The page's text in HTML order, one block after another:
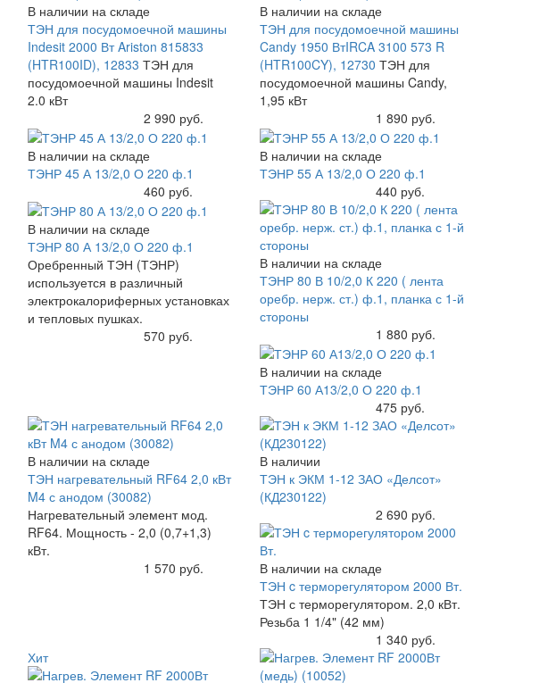
В наличии на складе
ТЭН для посудомоечной машины
Indesit 2000 Вт Ariston 815833
(HTR100ID), 12833 ТЭН для
посудомоечной машины Indesit
2.0 кВт
2 990 руб.
В наличии на складе
ТЭН для посудомоечной машины
Candy 1950 ВтIRCA 3100 573 R
(HTR100CY), 12730 ТЭН для
посудомоечной машины Candy,
1,95 кВт
1 890 руб.
В наличии на складе
ТЭНР 45 А 13/2,0 О 220 ф.1
460 руб.
В наличии на складе
ТЭНР 55 А 13/2,0 О 220 ф.1
440 руб.
В наличии на складе
ТЭНР 80 А 13/2,0 О 220 ф.1
Оребренный ТЭН (ТЭНР)
используется в различный
электрокалориферных установках
и тепловых пушках.
570 руб.
В наличии на складе
ТЭНР 80 В 10/2,0 К 220 ( лента
оребр. нерж. ст.) ф.1, планка с 1-й
стороны
1 880 руб.
В наличии на складе
ТЭНР 60 А13/2,0 О 220 ф.1
475 руб.
В наличии на складе
ТЭН нагревательный RF64 2,0 кВт
M4 с анодом (30082)
Нагревательный элемент мод.
RF64. Мощность - 2,0 (0,7+1,3)
кВт.
1 570 руб.
В наличии
ТЭН к ЭКМ 1-12 ЗАО «Делсот»
(КД230122)
2 690 руб.
В наличии на складе
ТЭН c терморегулятором 2000 Вт.
ТЭН с терморегулятором. 2,0 кВт.
Резьба 1 1/4" (42 мм)
1 340 руб.
Хит